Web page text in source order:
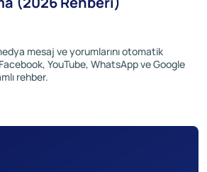
mesaj ve yorumlarını otomatik
YouTube, WhatsApp ve Google
rehber.